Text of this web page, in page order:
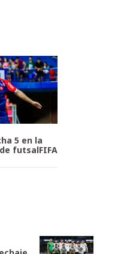
5 en la
futsalFIFA